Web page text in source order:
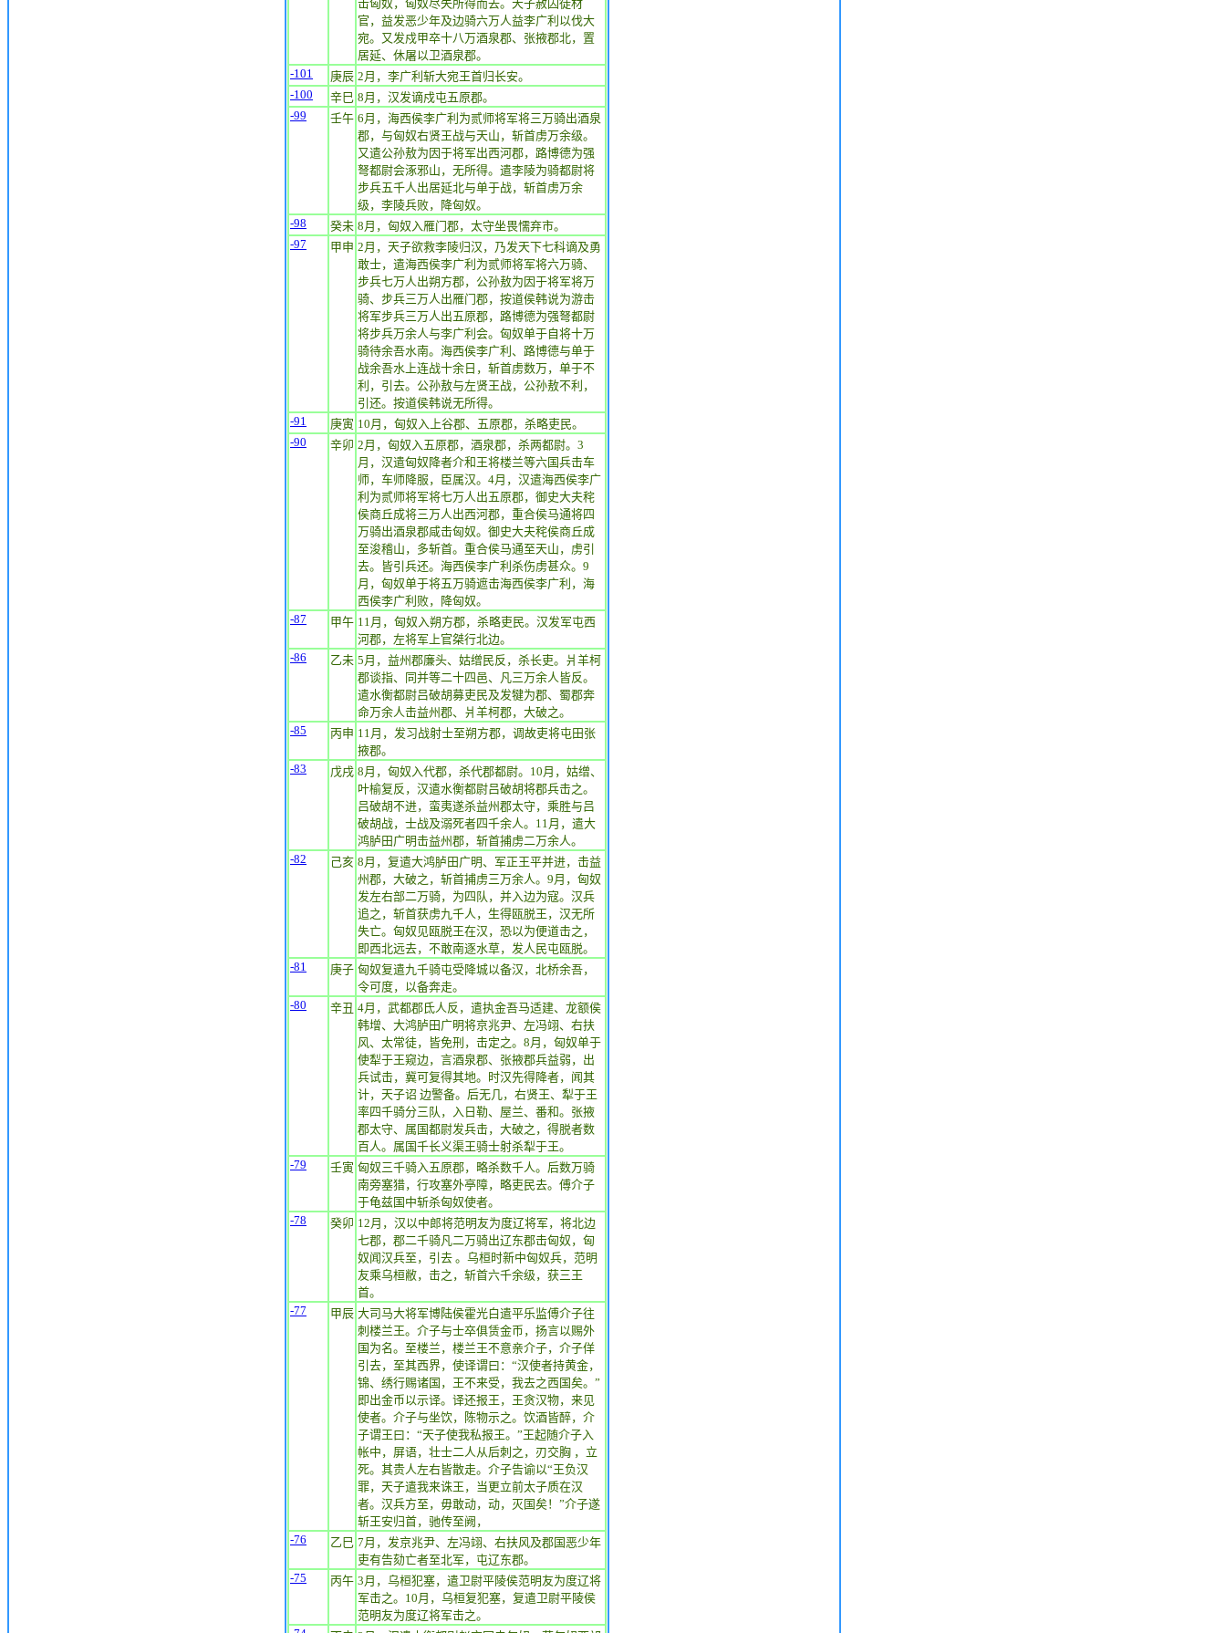
击匈奴，匈奴尽失所得而去。天子赦囚徒材
官，益发恶少年及边骑六万人益李广利以伐大
宛。又发戍甲卒十八万酒泉郡、张掖郡北，置
居延、休屠以卫酒泉郡。
-101
庚辰 2月，李广利斩大宛王首归长安。
-100
辛巳 8月，汉发谪戍屯五原郡。
-99
壬午 6月，海西侯李广利为贰师将军将三万骑出酒泉
郡，与匈奴右贤王战与天山，斩首虏万余级。
又遣公孙敖为因于将军出西河郡，路博德为强
弩都尉会涿邪山，无所得。遣李陵为骑都尉将
步兵五千人出居延北与单于战，斩首虏万余
级，李陵兵败，降匈奴。
-98
癸未 8月，匈奴入雁门郡，太守坐畏懦弃市。
-97
甲申 2月，天子欲救李陵归汉，乃发天下七科谪及勇
敢士，遣海西侯李广利为贰师将军将六万骑、
步兵七万人出朔方郡，公孙敖为因于将军将万
骑、步兵三万人出雁门郡，按道侯韩说为游击
将军步兵三万人出五原郡，路博德为强弩都尉
将步兵万余人与李广利会。匈奴单于自将十万
骑待余吾水南。海西侯李广利、路博德与单于
战余吾水上连战十余日，斩首虏数万，单于不
利，引去。公孙敖与左贤王战，公孙敖不利，
引还。按道侯韩说无所得。
-91
庚寅 10月，匈奴入上谷郡、五原郡，杀略吏民。
-90
辛卯 2月，匈奴入五原郡，酒泉郡，杀两都尉。3
月，汉遣匈奴降者介和王将楼兰等六国兵击车
师，车师降服，臣属汉。4月，汉遣海西侯李广
利为贰师将军将七万人出五原郡，御史大夫秺
侯商丘成将三万人出西河郡，重合侯马通将四
万骑出酒泉郡咸击匈奴。御史大夫秺侯商丘成
至浚稽山，多斩首。重合侯马通至天山，虏引
去。皆引兵还。海西侯李广利杀伤虏甚众。9
月，匈奴单于将五万骑遮击海西侯李广利，海
西侯李广利败，降匈奴。
-87
甲午 11月，匈奴入朔方郡，杀略吏民。汉发军屯西
河郡，左将军上官桀行北边。
-86
乙未 5月，益州郡廉头、姑缯民反，杀长吏。爿羊柯
郡谈指、同并等二十四邑、凡三万余人皆反。
遣水衡都尉吕破胡募吏民及发犍为郡、蜀郡奔
命万余人击益州郡、爿羊柯郡，大破之。
-85
丙申 11月，发习战射士至朔方郡，调故吏将屯田张
掖郡。
-83
戊戌 8月，匈奴入代郡，杀代郡都尉。10月，姑缯、
叶榆复反，汉遣水衡都尉吕破胡将郡兵击之。
吕破胡不进，蛮夷遂杀益州郡太守，乘胜与吕
破胡战，士战及溺死者四千余人。11月，遣大
鸿胪田广明击益州郡，斩首捕虏二万余人。
-82
己亥 8月，复遣大鸿胪田广明、军正王平并进，击益
州郡，大破之，斩首捕虏三万余人。9月，匈奴
发左右部二万骑，为四队，并入边为寇。汉兵
追之，斩首获虏九千人，生得瓯脱王，汉无所
失亡。匈奴见瓯脱王在汉，恐以为便道击之，
即西北远去，不敢南逐水草，发人民屯瓯脱。
-81
庚子 匈奴复遣九千骑屯受降城以备汉，北桥余吾，
令可度，以备奔走。
-80
辛丑 4月，武都郡氐人反，遣执金吾马适建、龙额侯
韩增、大鸿胪田广明将京兆尹、左冯翊、右扶
风、太常徒，皆免刑，击定之。8月，匈奴单于
使犁于王窥边，言酒泉郡、张掖郡兵益弱，出
兵试击，冀可复得其地。时汉先得降者，闻其
计，天子诏 边警备。后无几，右贤王、犁于王
率四千骑分三队，入日勒、屋兰、番和。张掖
郡太守、属国都尉发兵击，大破之，得脱者数
百人。属国千长义渠王骑士射杀犁于王。
-79
壬寅 匈奴三千骑入五原郡，略杀数千人。后数万骑
南旁塞猎，行攻塞外亭障，略吏民去。傅介子
于龟兹国中斩杀匈奴使者。
-78
癸卯 12月，汉以中郎将范明友为度辽将军，将北边
七郡，郡二千骑凡二万骑出辽东郡击匈奴，匈
奴闻汉兵至，引去 。乌桓时新中匈奴兵，范明
友乘乌桓敝，击之，斩首六千余级，获三王
首。
-77
甲辰 大司马大将军博陆侯霍光白遣平乐监傅介子往
刺楼兰王。介子与士卒俱赁金币，扬言以赐外
国为名。至楼兰，楼兰王不意亲介子，介子佯
引去，至其西界，使译谓曰：“汉使者持黄金，
锦、绣行赐诸国，王不来受，我去之西国矣。”
即出金币以示译。译还报王，王贪汉物，来见
使者。介子与坐饮，陈物示之。饮酒皆醉，介
子谓王曰：“天子使我私报王。”王起随介子入
帐中，屏语，壮士二人从后刺之，刃交胸 ，立
死。其贵人左右皆散走。介子告谕以“王负汉
罪，天子遣我来诛王，当更立前太子质在汉
者。汉兵方至，毋敢动，动，灭国矣！”介子遂
斩王安归首，驰传至阙，
-76
乙巳 7月，发京兆尹、左冯翊、右扶风及郡国恶少年
吏有告劾亡者至北军，屯辽东郡。
-75
丙午 3月，乌桓犯塞，遣卫尉平陵侯范明友为度辽将
军击之。10月，乌桓复犯塞，复遣卫尉平陵侯
范明友为度辽将军击之。